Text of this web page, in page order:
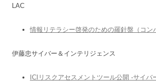
LAC
情報リテラシー啓発のための羅針盤（コン
伊藤忠サイバー＆インテリジェンス
ICIリスクアセスメントツール公開 -サイバ